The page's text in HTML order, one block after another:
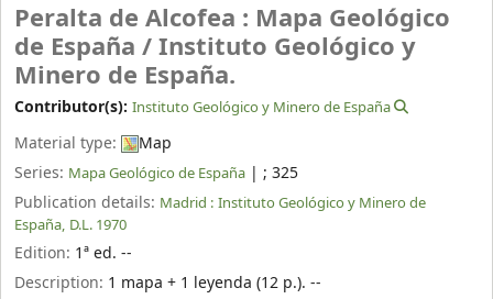
Peralta de Alcofea : Mapa Geológico
de España /Instituto Geológico y
Minero de España.
Contributor(s): Instituto Geológico y Minero de España
Material type:
Map
Series: Mapa Geológico de España | ; 325
Publication details: Madrid : Instituto Geológico y Minero de
España, D.L. 1970
Edition: 1ª ed. --
Description: 1 mapa + 1 leyenda (12 p.). --